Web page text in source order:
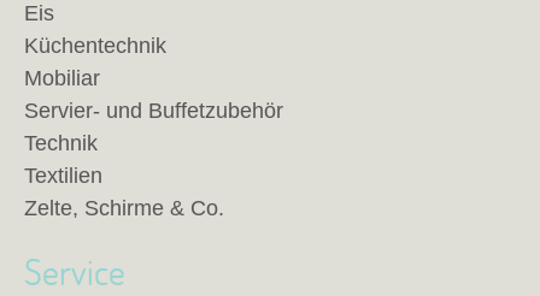
Eis
Küchentechnik
Mobiliar
Servier- und Buffetzubehör
Technik
Textilien
Zelte, Schirme & Co.
Service